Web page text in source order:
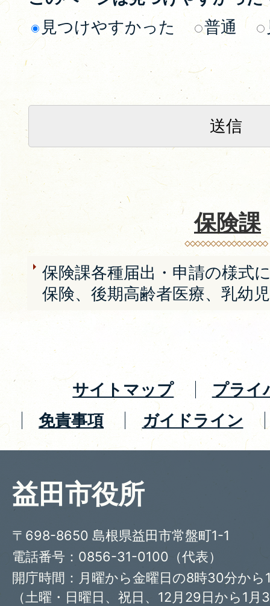
見つけやすかった
普通
保険課
保険課各種届出・申請の様式
保険、後期高齢者医療、乳幼
サイトマップ
プライ
免責事項
ガイドライン
益田市役所
〒698-8650 島根県益田市常盤町1-1
電話番号：0856-31-0100（代表）
開庁時間：月曜から金曜日の8時30分から
（土曜・日曜日、祝日、12月29日から1月